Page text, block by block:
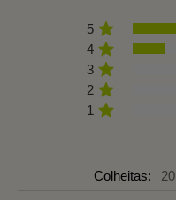
5
4
3
2
1
Colheitas: